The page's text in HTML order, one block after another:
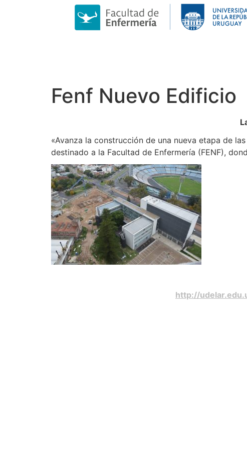
Fenf Nuevo Edificio
«Avanza la construcción de una nueva etapa de
destinado a la Facultad de Enfermería (FENF),
http://